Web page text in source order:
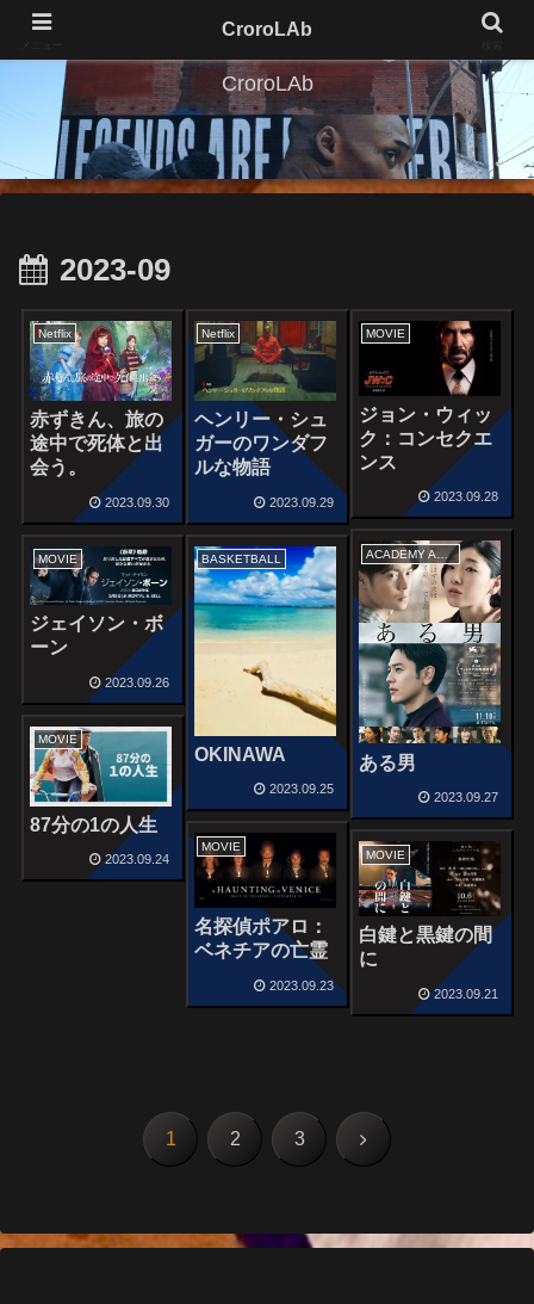
CroroLAb
2023-09
Netflix
赤ずきん、旅の
途中で死体と出
会う。
2023.09.30
Netflix
ヘンリー・シュ
ガーのワンダフ
ルな物語
2023.09.29
MOVIE
ジョン・ウィッ
ク：コンセクエ
ンス
2023.09.28
ある男
2023.09.27
MOVIE
ジェイソン・ボ
ーン
2023.09.26
BASKETBALL
OKINAWA
2023.09.25
MOVIE
87分の1の人生
2023.09.24
MOVIE
名探偵ポアロ：
ベネチアの亡霊
2023.09.23
MOVIE
白鍵と黒鍵の間
に
2023.09.21
1 2 3 次
CroroLAb